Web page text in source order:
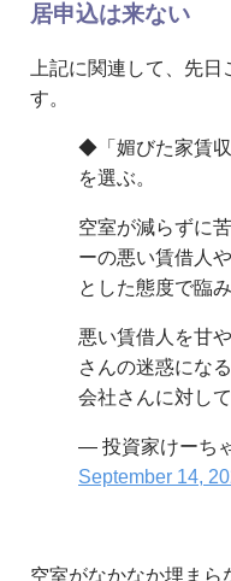
居申込は来ない
上記に関連して、先
す。
◆「媚びた家賃収
を選ぶ。
空室が減らずに
ーの悪い賃借人
とした態度で臨み
悪い賃借人を甘
さんの迷惑にな
会社さんに対し
— 投資家けーち
September 14,
空室がなかなか埋まら